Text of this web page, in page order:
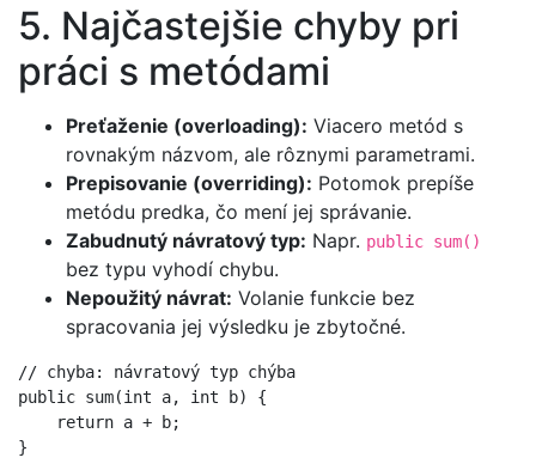
5. Najčastejšie chyby pri
práci s metódami
Preťaženie (overloading): Viacero metód s
rovnakým názvom, ale rôznymi parametrami.
Prepisovanie (overriding): Potomok prepíše
metódu predka, čo mení jej správanie.
Zabudnutý návratový typ: Napr. public sum()
bez typu vyhodí chybu.
Nepoužitý návrat: Volanie funkcie bez
spracovania jej výsledku je zbytočné.
// chyba: návratový typ chýba
public sum(int a, int b) {
    return a + b;